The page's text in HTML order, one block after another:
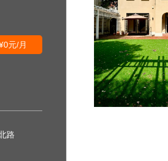
元/月
路